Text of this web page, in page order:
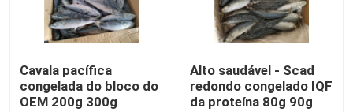
Cavala pacífica
congelada do bloco do
OEM 200g 300g
Alto saudável - Scad
redondo congelado IQF
da proteína 80g 90g